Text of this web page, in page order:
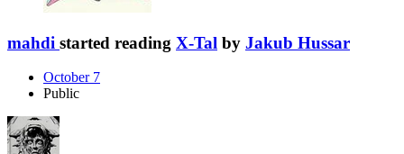
mahdi started reading X-Tal by Jakub Hussar
October 7
Public